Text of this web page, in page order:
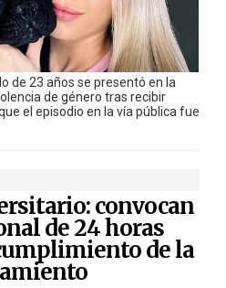
de 23 años se presentó en la
de género tras recibir
el episodio en la vía pública fue
convocan
de 24 horas
de la